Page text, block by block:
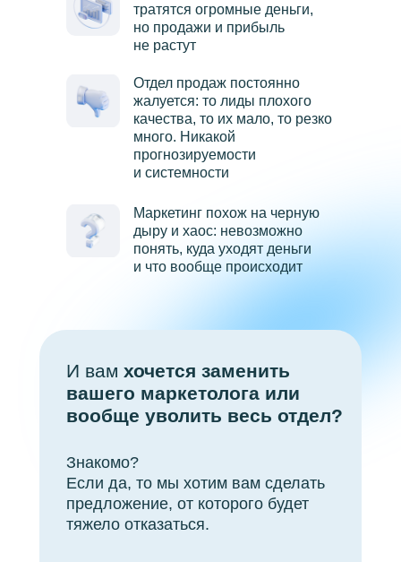
И вам хочется заменить
вашего маркетолога или
вообще уволить весь отдел?
Знакомо?
Если да, то мы хотим вам сделать
предложение, от которого будет
тяжело отказаться.
тратятся огромные деньги,
но продажи и прибыль
не растут
Отдел продаж постоянно
жалуется: то лиды плохого
качества, то их мало, то резко
много. Никакой
прогнозируемости
и системности
Маркетинг похож на черную
дыру и хаос: невозможно
понять, куда уходят деньги
и что вообще происходит